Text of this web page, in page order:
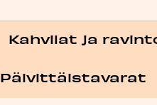
Kahvilat ja
Päivittäistavarat